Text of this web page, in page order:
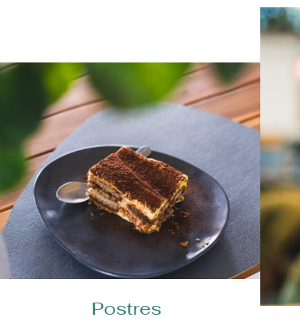
Postres